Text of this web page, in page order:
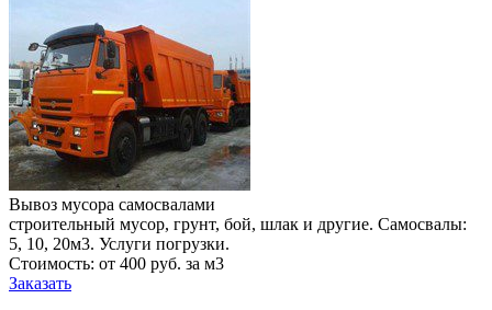
Вывоз мусора самосвалами
строительный мусор, грунт, бой, шлак и другие. Самосвалы:
5, 10, 20м3. Услуги погрузки.
Стоимость: от 400 руб. за м3
Заказать